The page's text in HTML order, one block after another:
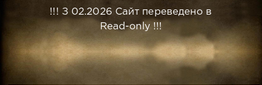
!!! З 02.2026 Сайт переведено в
Read-only !!!